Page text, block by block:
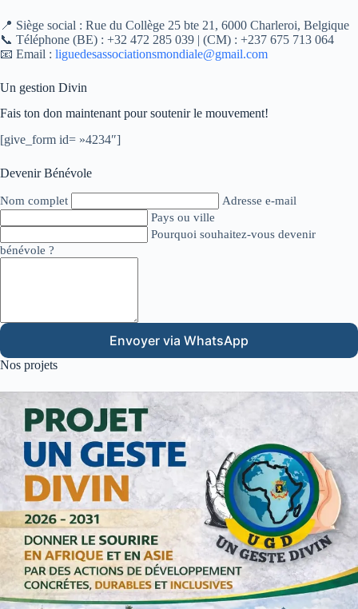
📍 Siège social : Rue du Collège 25 bte 21, 6000 Charleroi, Belgique
📞 Téléphone (BE) : +32 472 285 039 | (CM) : +237 675 713 064
📧 Email : liguedesassociationsmondiale@gmail.com
Un gestion Divin
Fais ton don maintenant pour soutenir le mouvement!
[give_form id= »4234″]
Devenir Bénévole
Nom complet
Adresse e-mail
Pays ou ville
Pourquoi souhaitez-vous devenir
bénévole ?
Envoyer via WhatsApp
Nos projets